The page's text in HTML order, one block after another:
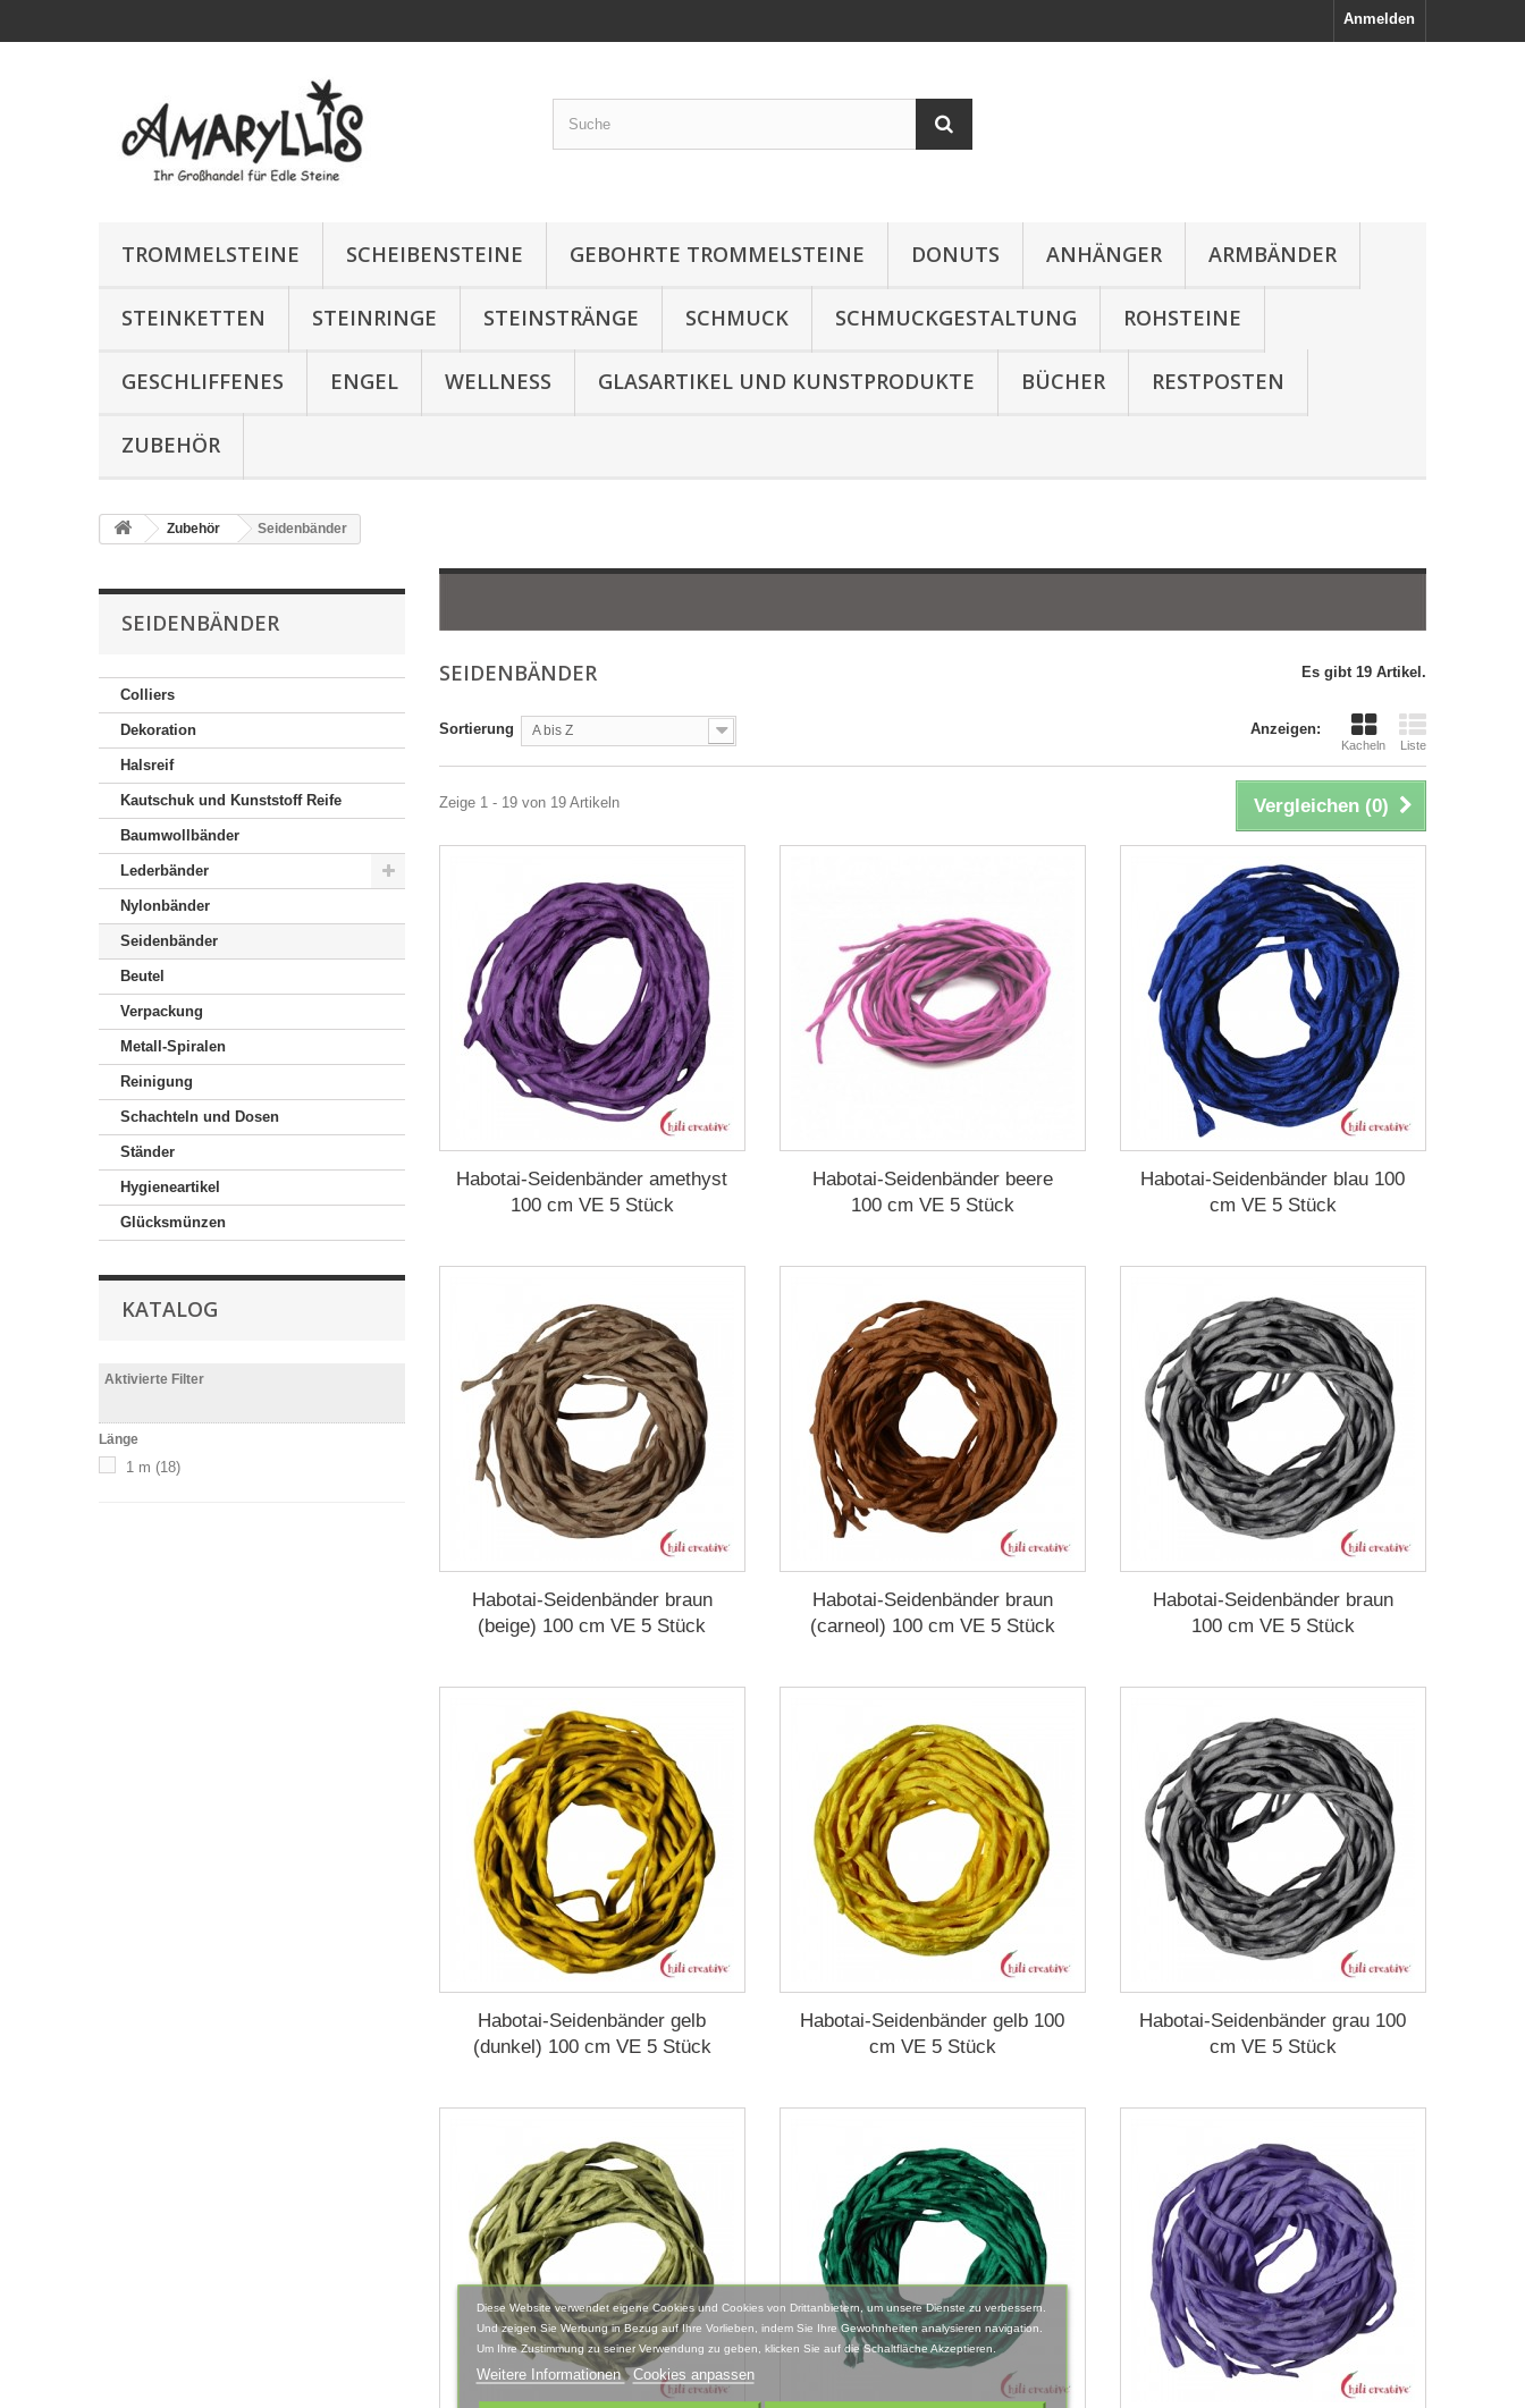
Anmelden
TROMMELSTEINE SCHEIBENSTEINE GEBOHRTE TROMMELSTEINE DONUTS ANHÄNGER ARMBÄNDER
STEINKETTEN STEINRINGE STEINSTRÄNGE SCHMUCK SCHMUCKGESTALTUNG ROHSTEINE
GESCHLIFFENES ENGEL WELLNESS GLASARTIKEL UND KUNSTPRODUKTE BÜCHER RESTPOSTEN
ZUBEHÖR
Zubehör Seidenbänder
SEIDENBÄNDER
Colliers
Dekoration
Halsreif
Kautschuk und Kunststoff Reife
Baumwollbänder
Lederbänder
Nylonbänder
Seidenbänder
Beutel
Verpackung
Metall-Spiralen
Reinigung
Schachteln und Dosen
Ständer
Hygieneartikel
Glücksmünzen
KATALOG
Aktivierte Filter
Länge
1 m (18)
SEIDENBÄNDER Es gibt 19 Artikel.
Anzeigen:
Kacheln Liste
Sortierung A bis Z
Vergleichen (0)
Zeige 1 - 19 von 19 Artikeln
Habotai-Seidenbänder amethyst
100 cm VE 5 Stück
Habotai-Seidenbänder beere
100 cm VE 5 Stück
Habotai-Seidenbänder blau 100
cm VE 5 Stück
Habotai-Seidenbänder braun
(beige) 100 cm VE 5 Stück
Habotai-Seidenbänder braun
(carneol) 100 cm VE 5 Stück
Habotai-Seidenbänder braun
100 cm VE 5 Stück
Habotai-Seidenbänder gelb
(dunkel) 100 cm VE 5 Stück
Habotai-Seidenbänder gelb 100
cm VE 5 Stück
Habotai-Seidenbänder grau 100
cm VE 5 Stück
Diese Website verwendet eigene Cookies und Cookies von Drittanbietern, um unsere Dienste zu verbessern.
Und zeigen Sie Werbung in Bezug auf Ihre Vorlieben, indem Sie Ihre Gewohnheiten analysieren navigation.
Um Ihre Zustimmung zu seiner Verwendung zu geben, klicken Sie auf die Schaltfläche Akzeptieren.
Weitere Informationen Cookies anpassen